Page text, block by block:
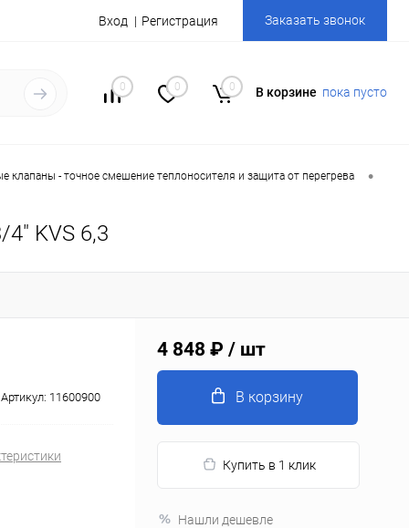
Вход Регистрация Заказать звонок
0 0 0 В корзине пока пусто
клапаны - точное смешение теплоносителя и защита от перегрева •
KVS 6,3
Артикул: 11600900
4 848 ₽ / шт
В корзину
Купить в 1 клик
Нашли дешевле